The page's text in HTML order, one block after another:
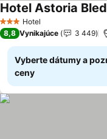
3 Počet hviezdičiek
Hotel
Hotel Astoria Bled
8,8 Vynikajúce 3 449
Vyberte dátumy a
ceny